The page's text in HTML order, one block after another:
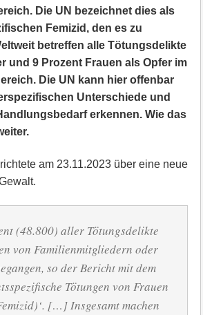
Die UN bezeichnet dies als
Femizid, den es zu
betreffen alle Tötungsdelikte
und 9 Prozent Frauen als Opfer im
Die UN kann hier offenbar
Unterschiede und
erkennen. Wie das
am 23.11.2023 über eine neue
(48.800) aller Tötungsdelikte
von Familienmitgliedern oder
so der Bericht mit dem
Tötungen von Frauen
[…] Insgesamt machen